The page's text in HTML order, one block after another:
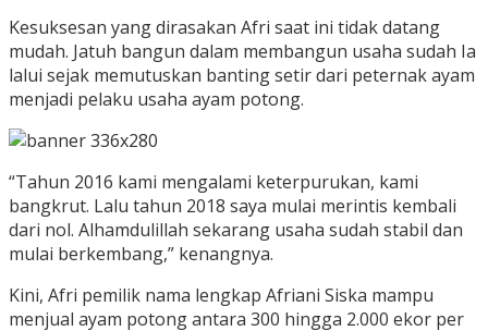
Kesuksesan yang dirasakan Afri saat ini tidak datang
mudah. Jatuh bangun dalam membangun usaha sudah Ia
lalui sejak memutuskan banting setir dari peternak ayam
menjadi pelaku usaha ayam potong.
“Tahun 2016 kami mengalami keterpurukan, kami
bangkrut. Lalu tahun 2018 saya mulai merintis kembali
dari nol. Alhamdulillah sekarang usaha sudah stabil dan
mulai berkembang,” kenangnya.
Kini, Afri pemilik nama lengkap Afriani Siska mampu
menjual ayam potong antara 300 hingga 2.000 ekor per